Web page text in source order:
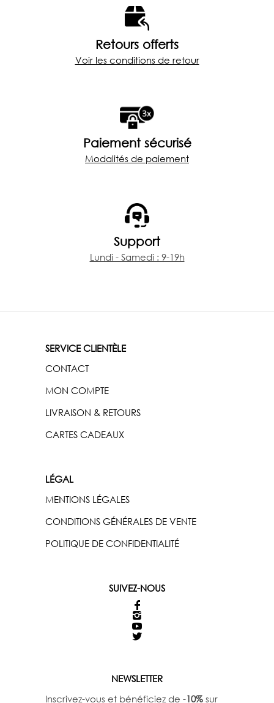
Retours offerts
Voir les conditions de retour
Paiement sécurisé
Modalités de paiement
Support
Lundi - Samedi : 9-19h
SERVICE CLIENTÈLE
CONTACT
MON COMPTE
LIVRAISON & RETOURS
CARTES CADEAUX
LÉGAL
MENTIONS LÉGALES
CONDITIONS GÉNÉRALES DE VENTE
POLITIQUE DE CONFIDENTIALITÉ
SUIVEZ-NOUS
NEWSLETTER
Inscrivez-vous et bénéficiez de -10% sur